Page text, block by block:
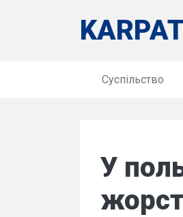
Суспільство
У